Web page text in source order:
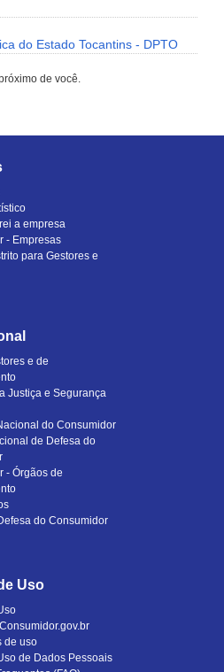
do Estado Tocantins - DPTO
de você.
a empresa
- Empresas
para Gestores e
e de
Justiça e Segurança
do Consumidor
de Defesa do
- Órgãos de
do Consumidor
Uso
de uso
de Dados Pessoais